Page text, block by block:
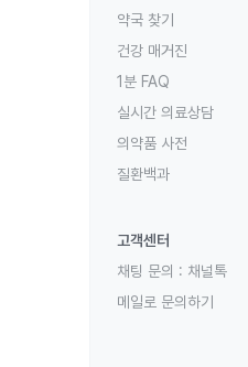
약국 찾기
건강 매거진
1분 FAQ
실시간 의료상담
의약품 사전
질환백과
고객센터
채팅 문의 : 채널톡
메일로 문의하기